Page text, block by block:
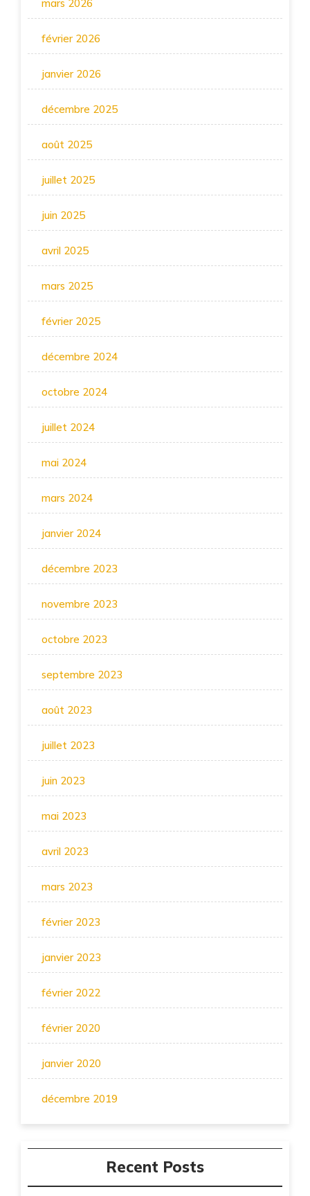
mars 2026
février 2026
janvier 2026
décembre 2025
août 2025
juillet 2025
juin 2025
avril 2025
mars 2025
février 2025
décembre 2024
octobre 2024
juillet 2024
mai 2024
mars 2024
janvier 2024
décembre 2023
novembre 2023
octobre 2023
septembre 2023
août 2023
juillet 2023
juin 2023
mai 2023
avril 2023
mars 2023
février 2023
janvier 2023
février 2022
février 2020
janvier 2020
décembre 2019
Recent Posts